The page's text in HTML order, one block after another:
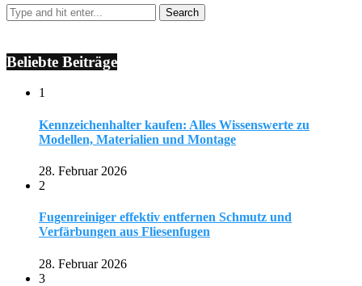
Beliebte Beiträge
1
Kennzeichenhalter kaufen: Alles Wissenswerte zu
Modellen, Materialien und Montage
28. Februar 2026
2
Fugenreiniger effektiv entfernen Schmutz und
Verfärbungen aus Fliesenfugen
28. Februar 2026
3